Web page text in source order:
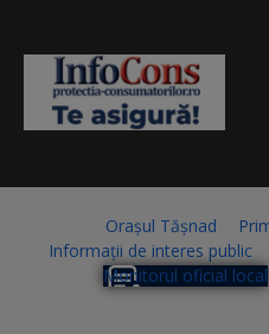
Orașul Tășnad
Informații de interes public
Monitorul oficial local